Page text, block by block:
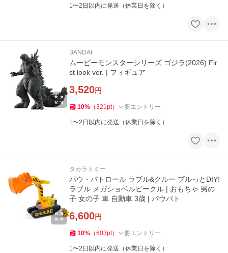
1〜2日以内に発送（休業日を除く）
BANDAI
ムービーモンスターシリーズ ゴジラ(2026) Fir
st look ver. | フィギュア
3,520円
10% （321pt） 要エントリー
1〜2日以内に発送（休業日を除く）
タカラトミー
パウ・パトロール ラブル&クルー ブルっとDIY!
ラブル メガショベルビークル | おもちゃ 男の
子 女の子 車 自動車 3歳 | パウパト
6,600円
10% （603pt） 要エントリー
1〜2日以内に発送（休業日を除く）